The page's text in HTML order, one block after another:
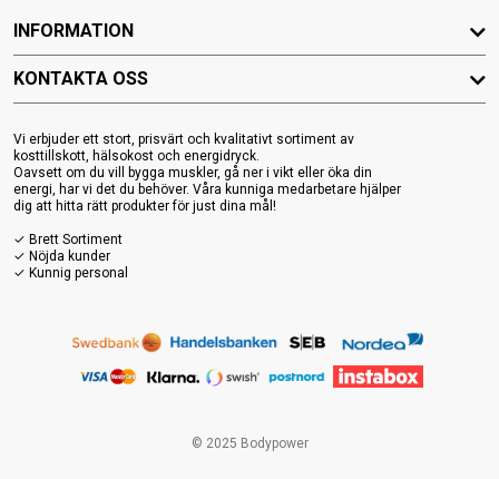
Vi erbjuder ett stort, prisvärt och kvalitativt sortiment av
kosttillskott, hälsokost och energidryck.
Oavsett om du vill bygga muskler, gå ner i vikt eller öka din
energi, har vi det du behöver. Våra kunniga medarbetare hjälper
dig att hitta rätt produkter för just dina mål!
✓ Brett Sortiment
✓ Nöjda kunder
✓ Kunnig personal
INFORMATION
KONTAKTA OSS
© 2025 Bodypower